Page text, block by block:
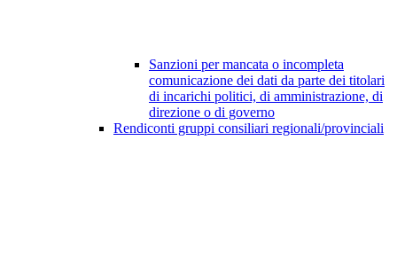
Sanzioni per mancata o incompleta
comunicazione dei dati da parte dei titolari
di incarichi politici, di amministrazione, di
direzione o di governo
Rendiconti gruppi consiliari regionali/provinciali